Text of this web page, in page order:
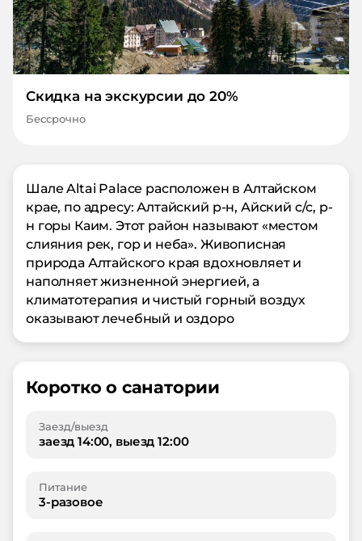
Скидка на экскурсии до 20%
Бессрочно
Шале Altai Palace расположен в Алтайском
крае, по адресу: Алтайский р-н, Айский с/с, р-
н горы Каим. Этот район называют «местом
слияния рек, гор и неба». Живописная
природа Алтайского края вдохновляет и
наполняет жизненной энергией, а
климатотерапия и чистый горный воздух
оказывают лечебный и оздоро
Коротко о санатории
Заезд/выезд
заезд 14:00, выезд 12:00
Питание
3-разовое